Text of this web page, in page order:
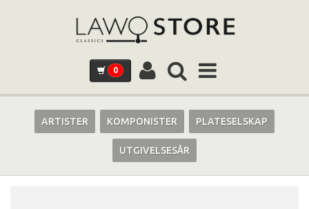
0
ARTISTER KOMPONISTER PLATESELSKAP
UTGIVELSESÅR